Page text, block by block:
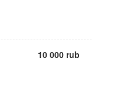
10 000 rub